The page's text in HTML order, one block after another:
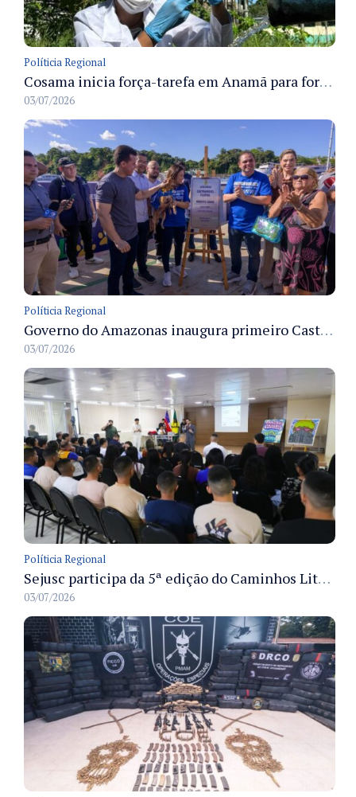
Políticia Regional
Cosama inicia força-tarefa em Anamã para fortalecer abastecimento de água e segurança hídrica da população
03/07/2026
Políticia Regional
Governo do Amazonas inaugura primeiro Castramóvel Fluvial para atendimento veterinário às comunidades ribeirinhas e castração gratuita
03/07/2026
Políticia Regional
Sejusc participa da 5ª edição do Caminhos Literários com foco na cultura hip-hop nas unidades socioeducativas
03/07/2026